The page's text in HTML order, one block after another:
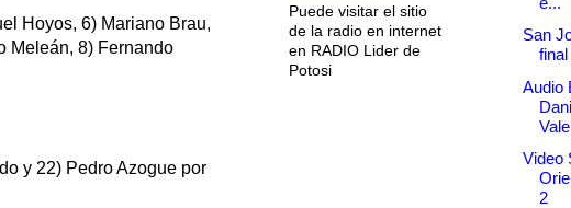
Hoyos, 6) Mariano Brau,
Meleán, 8) Fernando
y 22) Pedro Azogue por
Puede visitar el sitio
de la radio en internet
en RADIO Lider de
Potosi
San
final
Audio
Video
2